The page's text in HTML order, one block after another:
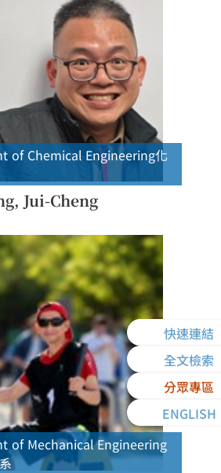
快速連結
全文檢索
分眾專區
ENGLISH
of Chemical Engineering化
Jui-Cheng
of Mechanical Engineering